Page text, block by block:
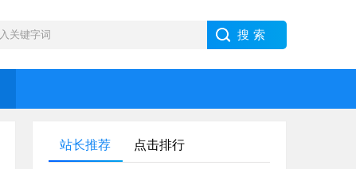
站长推荐
点击排行
黄金市场情绪低落 纸黄金日